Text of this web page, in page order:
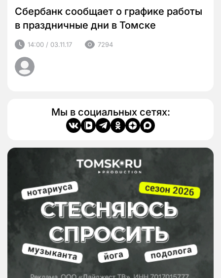
Сбербанк сообщает о графике работы
в праздничные дни в Томске
14:00 / 03.11.17 7294
Мы в социальных сетях: